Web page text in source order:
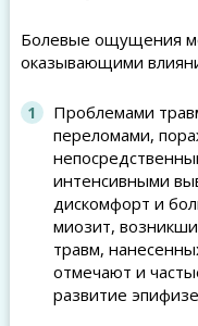
Болевые ощущения
оказывающими
Проблемами
переломами,
интенсивными
дискомфорт и
миозит,
травм,
отмечают и
развитие